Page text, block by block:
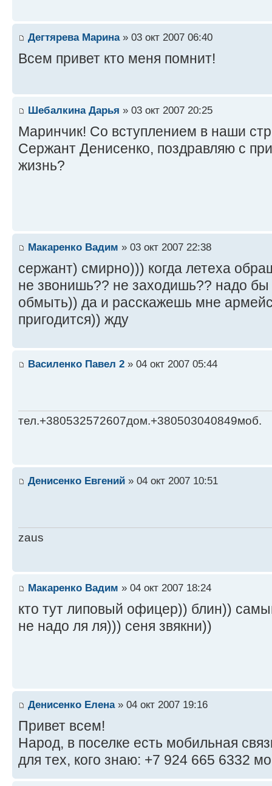
Дегтярева Марина» 03 окт 2007 06:40
Всем привет кто меня помнит!
Шебалкина Дарья » 03 окт 2007 20:25
Маринчик! Со вступлением в наши
Сержант Денисенко, поздравляю с
жизнь?
Макаренко Вадим » 03 окт 2007 22:38
сержант) смирно))) когда летеха
не звонишь?? не заходишь?? надо
обмыть)) да и расскажешь мне
пригодится)) жду
Василенко Павел 2 » 04 окт 2007 05:44
тел.+380532572607дом.+380503040849моб.
Денисенко Евгений » 04 окт 2007 10:51
zaus
Макаренко Вадим » 04 окт 2007 18:24
кто тут липовый офицер)) блин))
не надо ля ля))) сеня звякни))
Денисенко Елена» 04 окт 2007 19:16
Привет всем!
Народ, в поселке есть мобильная
для тех, кого знаю: +7 924 665 6332